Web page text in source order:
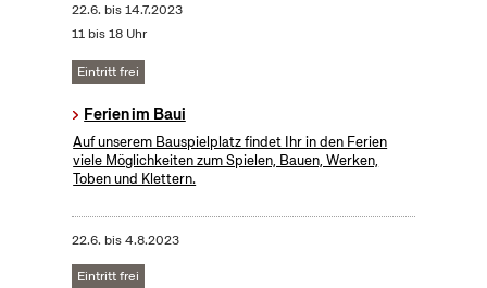
22.6. bis14.7.2023
11 bis 18 Uhr
Eintritt frei
Ferien im Baui
Auf unserem Bauspielplatz findet Ihr in den Ferien
viele Möglichkeiten zum Spielen, Bauen, Werken,
Toben und Klettern.
22.6. bis4.8.2023
Eintritt frei